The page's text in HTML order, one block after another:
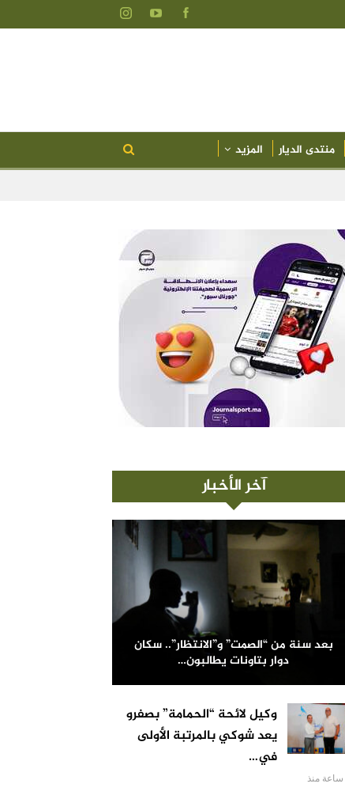
منتدى الديار المزيد
آخر الأخبار
بعد سنة من “الصمت” و”الانتظار”.. سكان
دوار بتاونات يطالبون…
وكيل لائحة “الحمامة” بصفرو
يعد شوكي بالمرتبة الأولى
في…